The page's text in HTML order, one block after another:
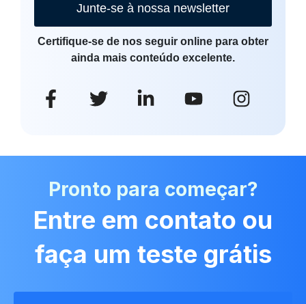
Junte-se à nossa newsletter
Certifique-se de nos seguir online para obter
ainda mais conteúdo excelente.
Pronto para começar?
Entre em contato ou
faça um teste grátis